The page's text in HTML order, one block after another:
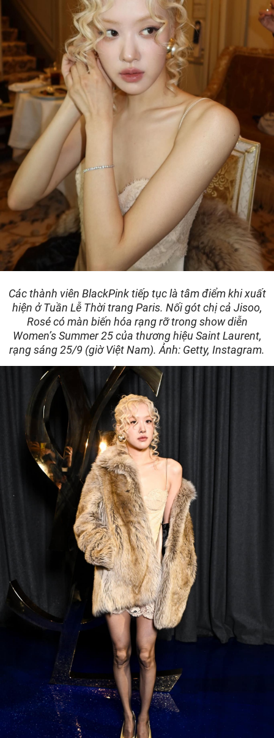
Các thành viên BlackPink tiếp tục là tâm điểm khi xuất
hiện ở Tuần Lễ Thời trang Paris. Nối gót chị cả Jisoo,
Rosé có màn biến hóa rạng rỡ trong show diễn
Women’s Summer 25 của thương hiệu Saint Laurent,
rạng sáng 25/9 (giờ Việt Nam). Ảnh: Getty, Instagram.